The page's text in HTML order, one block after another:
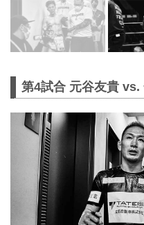
第4試合 元谷友貴 vs.